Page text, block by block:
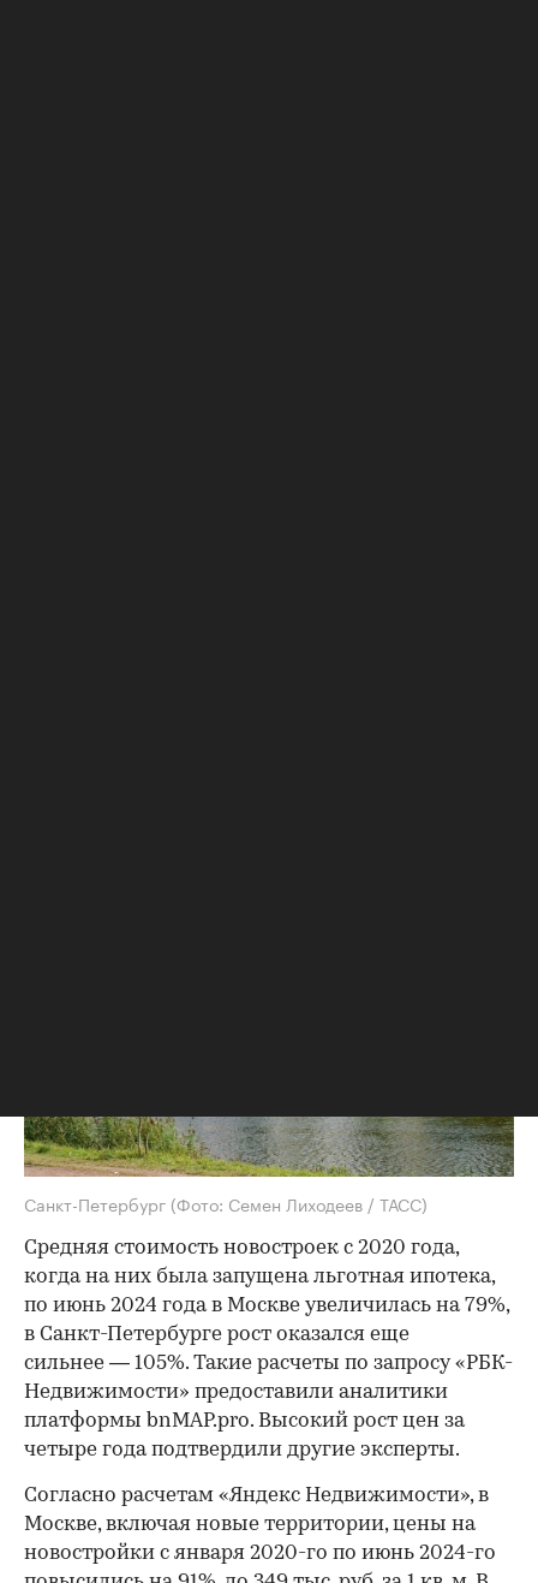
Санкт-Петербург (Фото: Семен Лиходеев / ТАСС)
Средняя стоимость новостроек с 2020 года,
когда на них была запущена льготная ипотека,
по июнь 2024 года в Москве увеличилась на 79%,
в Санкт-Петербурге рост оказался еще
сильнее — 105%. Такие расчеты по запросу «РБК-
Недвижимости» предоставили аналитики
платформы bnMAP.pro. Высокий рост цен за
четыре года подтвердили другие эксперты.
Согласно расчетам «Яндекс Недвижимости», в
Москве, включая новые территории, цены на
новостройки с января 2020-го по июнь 2024-го